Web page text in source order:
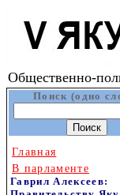
Общественно-
Поиск (одно
Главная
В парламенте
Гаврил Алексеев: